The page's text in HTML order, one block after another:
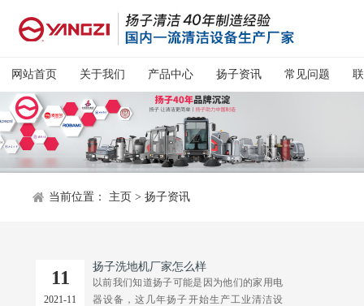
网站首页 关于我们 产品中心 扬子资讯 常见问题
当前位置： 主页 > 扬子资讯
11
2021-11
扬子洗地机厂家怎么样
以前我们知道扬子可能是因为他们的家用电
器设备，这几年扬子开始生产工业清洁设